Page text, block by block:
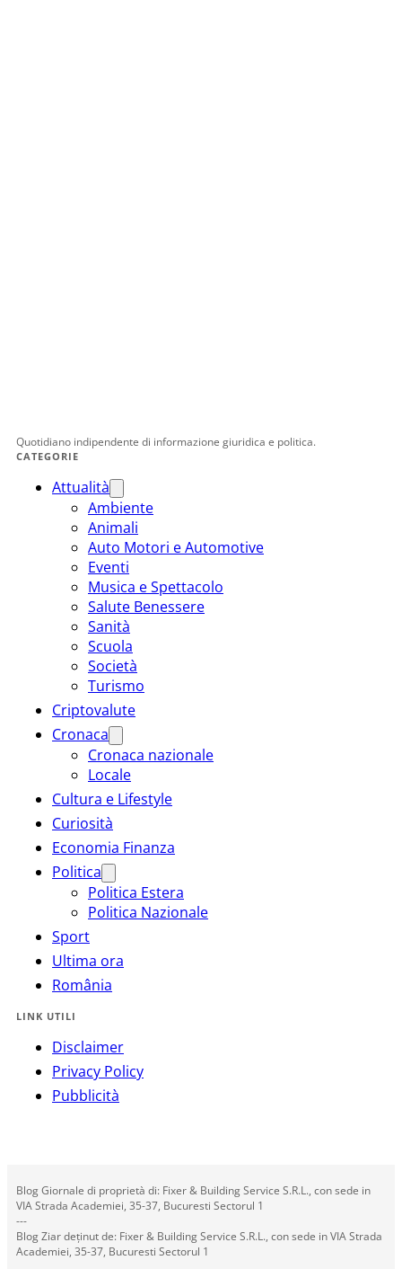
Quotidiano indipendente di informazione giuridica e politica.
CATEGORIE
Attualità
Ambiente
Animali
Auto Motori e Automotive
Eventi
Musica e Spettacolo
Salute Benessere
Sanità
Scuola
Società
Turismo
Criptovalute
Cronaca
Cronaca nazionale
Locale
Cultura e Lifestyle
Curiosità
Economia Finanza
Politica
Politica Estera
Politica Nazionale
Sport
Ultima ora
România
LINK UTILI
Disclaimer
Privacy Policy
Pubblicità
Blog Giornale di proprietà di: Fixer & Building Service S.R.L., con sede in
VIA Strada Academiei, 35-37, Bucuresti Sectorul 1
---
Blog Ziar deținut de: Fixer & Building Service S.R.L., con sede in VIA Strada
Academiei, 35-37, Bucuresti Sectorul 1